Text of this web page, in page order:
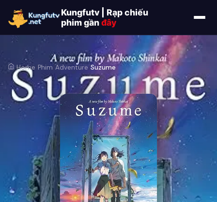
Kungfutv | Rạp chiếu
phim gầnđây
Home Phim Adventure/Suzume